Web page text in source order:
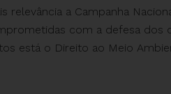
relevância a Campanha
com a defesa dos
está o Direito ao Meio